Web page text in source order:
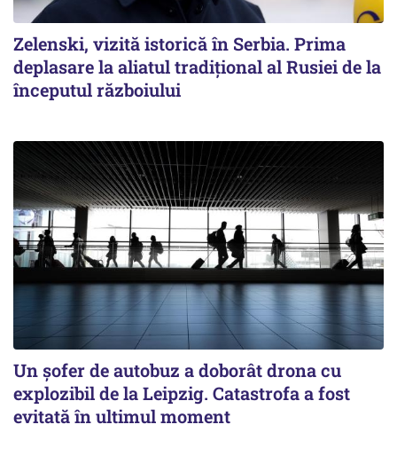
Zelenski, vizită istorică în Serbia. Prima
deplasare la aliatul tradițional al Rusiei de la
începutul războiului
Un șofer de autobuz a doborât drona cu
explozibil de la Leipzig. Catastrofa a fost
evitată în ultimul moment